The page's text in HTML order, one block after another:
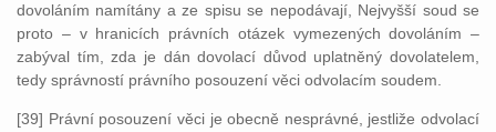
dovoláním namítány a ze spisu se nepodávají, Nejvyšší soud se
proto – v hranicích právních otázek vymezených dovoláním –
zabýval tím, zda je dán dovolací důvod uplatněný dovolatelem,
tedy správností právního posouzení věci odvolacím soudem.
[39] Právní posouzení věci je obecně nesprávné, jestliže odvolací